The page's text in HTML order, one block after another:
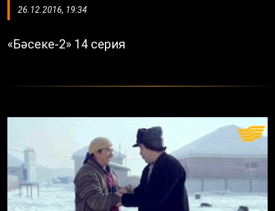
26.12.2016, 19:34
«Бәсеке-2» 14 серия